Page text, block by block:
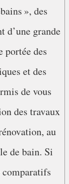
», des
d’une grande
portée des
et des
de vous
des travaux
au
de bain. Si
comparatifs